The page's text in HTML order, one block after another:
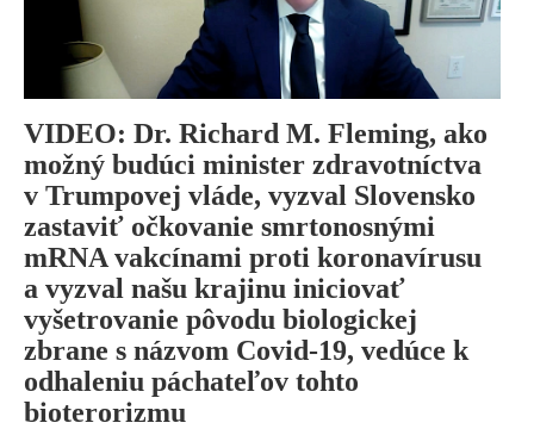
VIDEO: Dr. Richard M. Fleming, ako
možný budúci minister zdravotníctva
v Trumpovej vláde, vyzval Slovensko
zastaviť očkovanie smrtonosnými
mRNA vakcínami proti koronavírusu
a vyzval našu krajinu iniciovať
vyšetrovanie pôvodu biologickej
zbrane s názvom Covid-19, vedúce k
odhaleniu páchateľov tohto
bioterorizmu